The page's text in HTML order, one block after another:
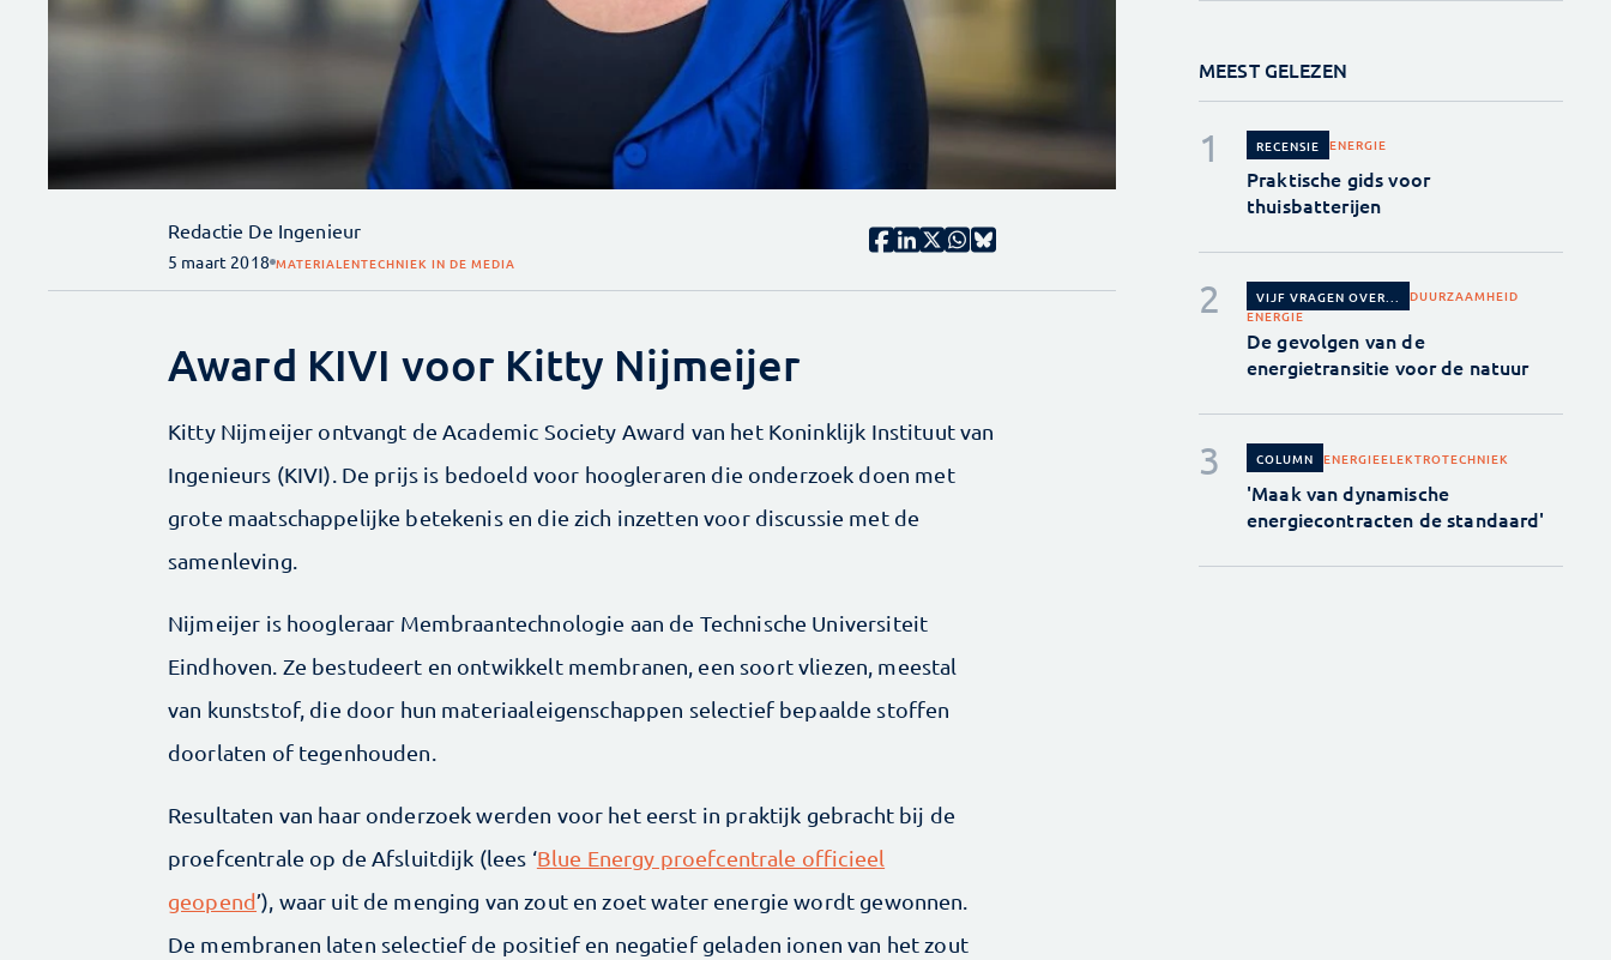
Redactie De Ingenieur
5 maart 2018 MATERIALENTECHNIEK IN DE MEDIA
Award KIVI voor Kitty Nijmeijer
Kitty Nijmeijer ontvangt de Academic Society Award van het Koninklijk Instituut van
Ingenieurs (KIVI). De prijs is bedoeld voor hoogleraren die onderzoek doen met
grote maatschappelijke betekenis en die zich inzetten voor discussie met de
samenleving.
Nijmeijer is hoogleraar Membraantechnologie aan de Technische Universiteit
Eindhoven. Ze bestudeert en ontwikkelt membranen, een soort vliezen, meestal
van kunststof, die door hun materiaaleigenschappen selectief bepaalde stoffen
doorlaten of tegenhouden.
Resultaten van haar onderzoek werden voor het eerst in praktijk gebracht bij de
proefcentrale op de Afsluitdijk (lees ‘Blue Energy proefcentrale officieel
geopend’), waar uit de menging van zout en zoet water energie wordt gewonnen.
De membranen laten selectief de positief en negatief geladen ionen van het zout
MEEST GELEZEN
RECENSIE ENERGIE
Praktische gids voor
thuisbatterijen
VIJF VRAGEN OVER...
DUURZAAMHEID
ENERGIE
De gevolgen van de
energietransitie voor de natuur
COLUMN ENERGIEELEKTROTECHNIEK
'Maak van dynamische
energiecontracten de standaard'